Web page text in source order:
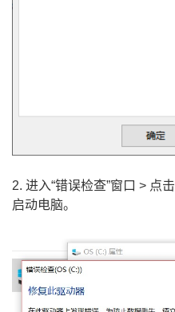
2. 进入“错误检查”窗口 > 点击
启动电脑。